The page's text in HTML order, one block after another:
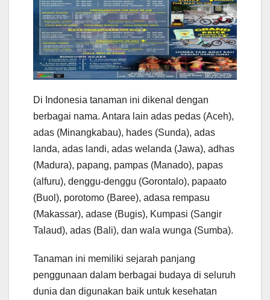
Di Indonesia tanaman ini dikenal dengan
berbagai nama. Antara lain adas pedas (Aceh),
adas (Minangkabau), hades (Sunda), adas
landa, adas landi, adas welanda (Jawa), adhas
(Madura), papang, pampas (Manado), papas
(alfuru), denggu-denggu (Gorontalo), papaato
(Buol), porotomo (Baree), adasa rempasu
(Makassar), adase (Bugis), Kumpasi (Sangir
Talaud), adas (Bali), dan wala wunga (Sumba).
Tanaman ini memiliki sejarah panjang
penggunaan dalam berbagai budaya di seluruh
dunia dan digunakan baik untuk kesehatan